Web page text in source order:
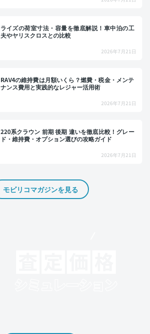
ライズの荷室寸法・容量を徹底解説！車中泊の工
夫やヤリスクロスとの比較
2026年7月21日
RAV4の維持費は月額いくら？燃費・税金・メンテ
ナンス費用と実践的なレジャー活用術
2026年7月21日
220系クラウン 前期 後期 違いを徹底比較！グレー
ド・維持費・オプション選びの攻略ガイド
2026年7月21日
モビリコマガジンを見る